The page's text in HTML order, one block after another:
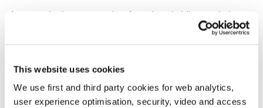
This website uses cookies
We use first and third party cookies for web analytics,
user experience optimisation, security, video and access
Ansatte, der har været udsat for seksuel chikane, skal
fremover have en højere godtgørelse. Det mener
gennemsnitlige beløb stiger fra 25.000 til godt 33.000
kroner.